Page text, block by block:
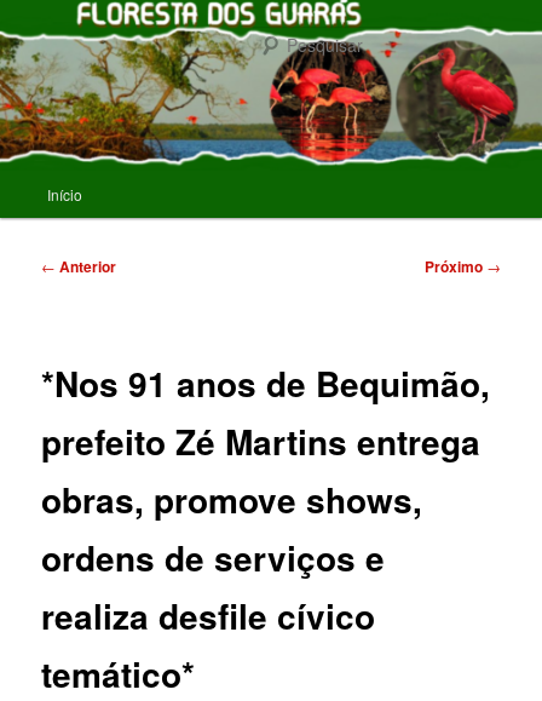
para
o
conteúdo
principalFLORESTA DOS GUARAS
principal
Início
Navegação
← Anterior Próximo →
*Nos 91 anos de Bequimão,
prefeito Zé Martins entrega
obras, promove shows,
ordens de serviços e
realiza desfile cívico
temático*